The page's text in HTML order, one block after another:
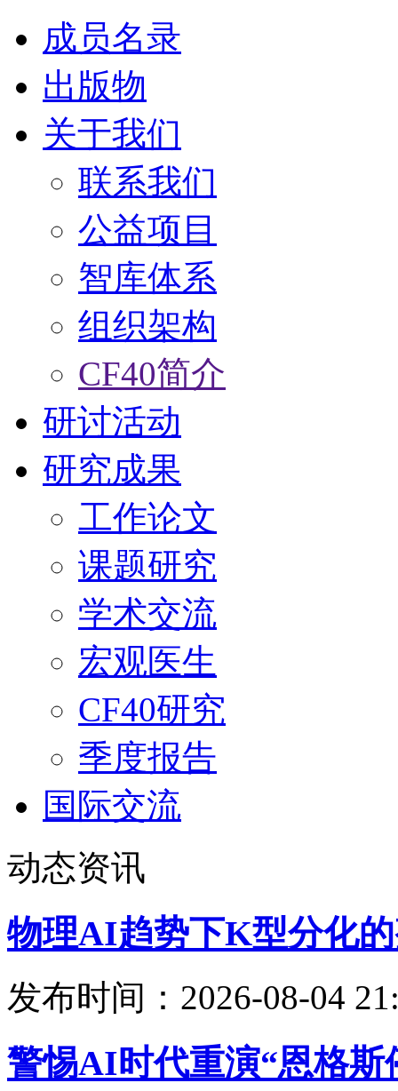
成员名录
出版物
关于我们
联系我们
公益项目
智库体系
组织架构
CF40简介
研讨活动
研究成果
工作论文
课题研究
学术交流
宏观医生
CF40研究
季度报告
国际交流
动态资讯
物理AI趋势下K型分化
发布时间：2026-08-04
警惕AI时代重演“恩格